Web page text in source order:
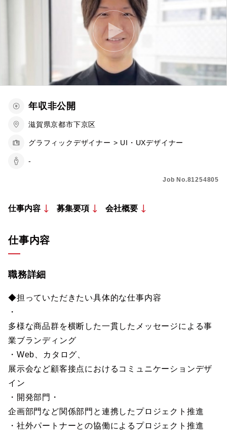
年収非公開
滋賀県京都市下京区
グラフィックデザイナー > UI・UXデザイナー
-
Job No.81254805
仕事内容 募集要項 会社概要
仕事内容
職務詳細
◆担っていただきたい具体的な仕事内容
・
多様な商品群を横断した一貫したメッセージによる事
業ブランディング
・Web、カタログ、
展示会など顧客接点におけるコミュニケーションデザ
イン
・開発部門・
企画部門など関係部門と連携したプロジェクト推進
・社外パートナーとの協働によるプロジェクト推進